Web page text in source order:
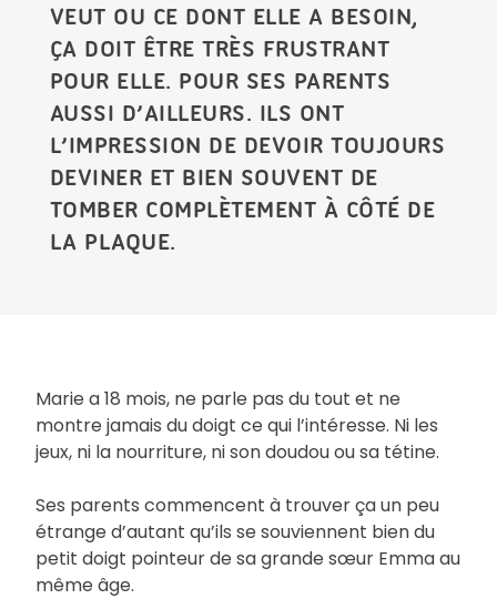
VEUT OU CE DONT ELLE A BESOIN,
ÇA DOIT ÊTRE TRÈS FRUSTRANT
POUR ELLE. POUR SES PARENTS
AUSSI D’AILLEURS. ILS ONT
L’IMPRESSION DE DEVOIR TOUJOURS
DEVINER ET BIEN SOUVENT DE
TOMBER COMPLÈTEMENT À CÔTÉ DE
LA PLAQUE.
Marie a 18 mois, ne parle pas du tout et ne
montre jamais du doigt ce qui l’intéresse. Ni les
jeux, ni la nourriture, ni son doudou ou sa tétine.
Ses parents commencent à trouver ça un peu
étrange d’autant qu’ils se souviennent bien du
petit doigt pointeur de sa grande sœur Emma au
même âge.